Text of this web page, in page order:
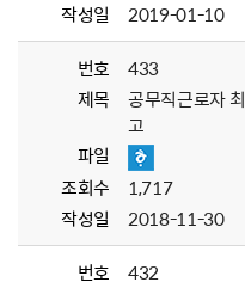
작성일
2019-01-10
번호
433
제목
공무직근로자
고
파일
조회수
1,717
작성일
2018-11-30
번호
432